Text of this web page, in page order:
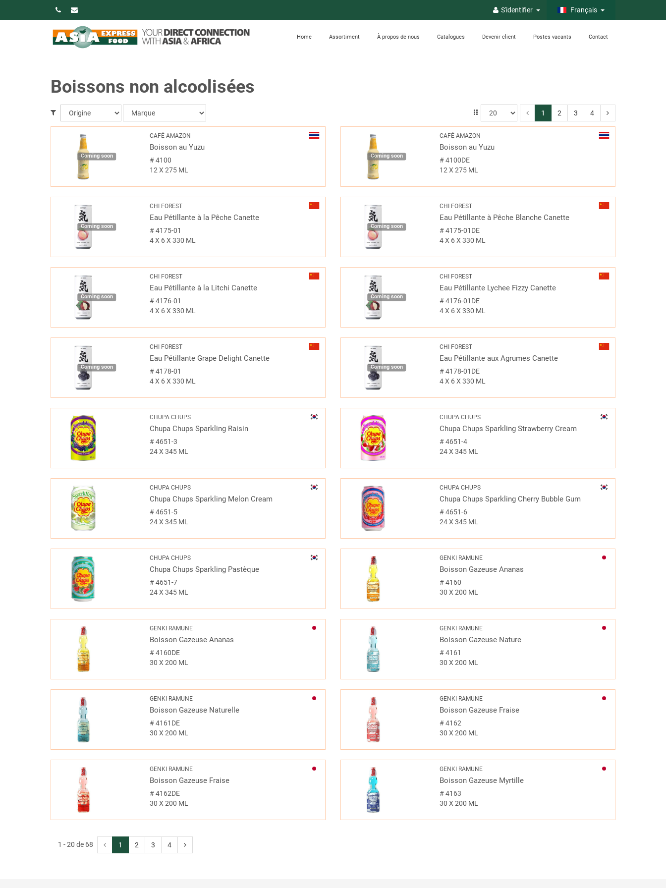
S'identifier Français
Home Assortiment À propos de nous Catalogues Devenir client Postes vacants Contact
Boissons non alcoolisées
1 2 3 4
Coming soon
CAFÉ AMAZON
Boisson au Yuzu
#4100
12 X 275 ML
Coming soon
CAFÉ AMAZON
Boisson au Yuzu
#4100DE
12 X 275 ML
Coming soon
CHI FOREST
Eau Pétillante à la Pêche Canette
#4175-01
4 X 6 X 330 ML
Coming soon
CHI FOREST
Eau Pétillante à Pêche Blanche Canette
#4175-01DE
4 X 6 X 330 ML
Coming soon
CHI FOREST
Eau Pétillante à la Litchi Canette
#4176-01
4 X 6 X 330 ML
Coming soon
CHI FOREST
Eau Pétillante Lychee Fizzy Canette
#4176-01DE
4 X 6 X 330 ML
Coming soon
CHI FOREST
Eau Pétillante Grape Delight Canette
#4178-01
4 X 6 X 330 ML
Coming soon
CHI FOREST
Eau Pétillante aux Agrumes Canette
#4178-01DE
4 X 6 X 330 ML
CHUPA CHUPS
Chupa Chups Sparkling Raisin
#4651-3
24 X 345 ML
CHUPA CHUPS
Chupa Chups Sparkling Strawberry Cream
#4651-4
24 X 345 ML
CHUPA CHUPS
Chupa Chups Sparkling Melon Cream
#4651-5
24 X 345 ML
CHUPA CHUPS
Chupa Chups Sparkling Cherry Bubble Gum
#4651-6
24 X 345 ML
CHUPA CHUPS
Chupa Chups Sparkling Pastèque
#4651-7
24 X 345 ML
GENKI RAMUNE
Boisson Gazeuse Ananas
#4160
30 X 200 ML
GENKI RAMUNE
Boisson Gazeuse Ananas
#4160DE
30 X 200 ML
GENKI RAMUNE
Boisson Gazeuse Nature
#4161
30 X 200 ML
GENKI RAMUNE
Boisson Gazeuse Naturelle
#4161DE
30 X 200 ML
GENKI RAMUNE
Boisson Gazeuse Fraise
#4162
30 X 200 ML
GENKI RAMUNE
Boisson Gazeuse Fraise
#4162DE
30 X 200 ML
GENKI RAMUNE
Boisson Gazeuse Myrtille
#4163
30 X 200 ML
1 - 20 de 68 1 2 3 4